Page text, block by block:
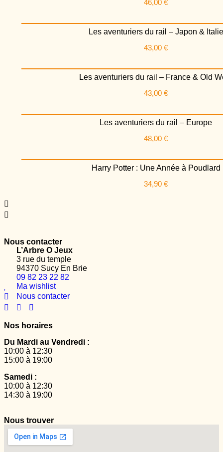
46,00 €
Les aventuriers du rail – Japon & Italie
43,00 €
Les aventuriers du rail – France & Old
43,00 €
Les aventuriers du rail – Europe
48,00 €
Harry Potter : Une Année à Poudlard
34,90 €
Nous contacter
L’Arbre O Jeux
3 rue du temple
94370 Sucy En Brie
09 82 23 22 82
Ma wishlist
Nous contacter
Nos horaires
Du Mardi au Vendredi :
10:00 à 12:30
15:00 à 19:00
Samedi :
10:00 à 12:30
14:30 à 19:00
Nous trouver